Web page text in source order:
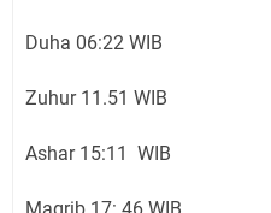
Duha 06:22 WIB
Zuhur 11.51 WIB
Ashar 15:11 WIB